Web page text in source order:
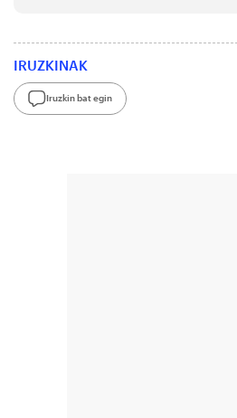
IRUZKINAK
Iruzkin bat egin